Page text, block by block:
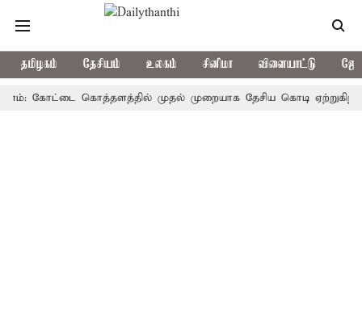
தமிழகம் தேசியம் உலகம் சினிமா விளையாட்டு
கோட்டை கொத்தளத்தில் முதல் முறையாக தேசிய கொடி ஏற்றுகிறார்,